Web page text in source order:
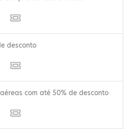
desconto
com até 50% de desconto